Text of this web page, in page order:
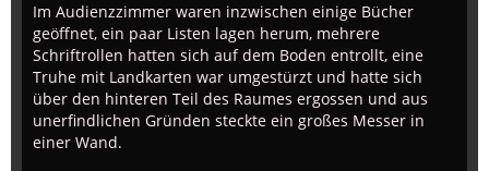
Im Audienzzimmer waren inzwischen einige Bücher
geöffnet, ein paar Listen lagen herum, mehrere
Schriftrollen hatten sich auf dem Boden entrollt, eine
Truhe mit Landkarten war umgestürzt und hatte sich
über den hinteren Teil des Raumes ergossen und aus
unerfindlichen Gründen steckte ein großes Messer in
einer Wand.